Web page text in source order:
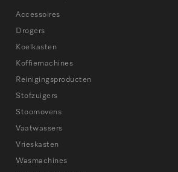
Accessoires
Drogers
Koelkasten
Koffiemachines
Reinigingsproducten
Stofzuigers
Stoomovens
Vaatwassers
Vrieskasten
Wasmachines